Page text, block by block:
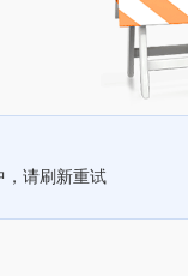
，请刷新重试